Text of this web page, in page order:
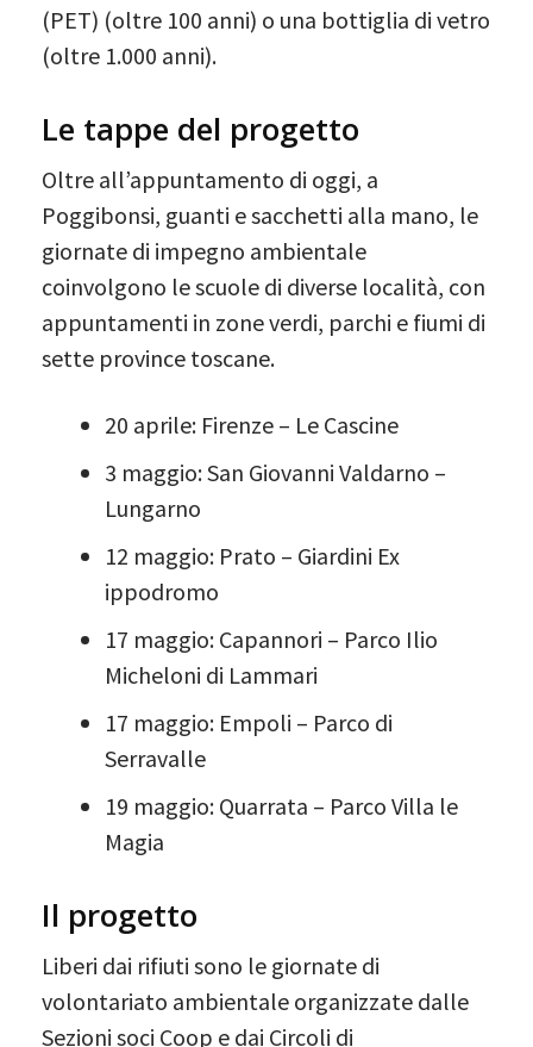
(PET) (oltre 100 anni) o una bottiglia di vetro
(oltre 1.000 anni).
Le tappe del progetto
Oltre all’appuntamento di oggi, a
Poggibonsi, guanti e sacchetti alla mano, le
giornate di impegno ambientale
coinvolgono le scuole di diverse località, con
appuntamenti in zone verdi, parchi e fiumi di
sette province toscane.
20 aprile: Firenze – Le Cascine
3 maggio: San Giovanni Valdarno –
Lungarno
12 maggio: Prato – Giardini Ex
ippodromo
17 maggio: Capannori – Parco Ilio
Micheloni di Lammari
17 maggio: Empoli – Parco di
Serravalle
19 maggio: Quarrata – Parco Villa le
Magia
Il progetto
Liberi dai rifiuti sono le giornate di
volontariato ambientale organizzate dalle
Sezioni soci Coop e dai Circoli di